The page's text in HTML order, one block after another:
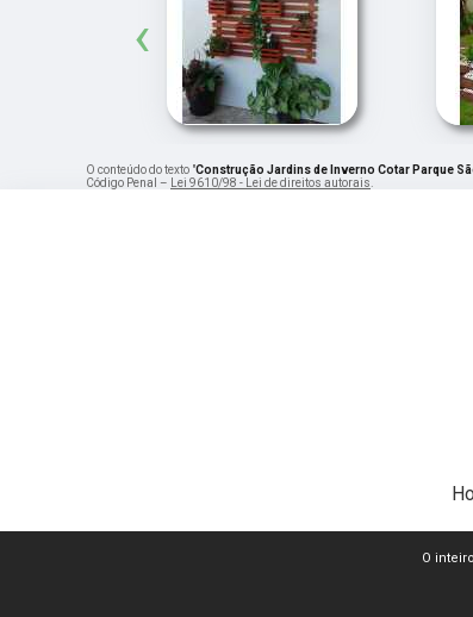
‹
O conteúdo do texto "Construção Jardins de Inverno Cotar Parque
Código Penal – Lei 9610/98 - Lei de direitos autorais.
O